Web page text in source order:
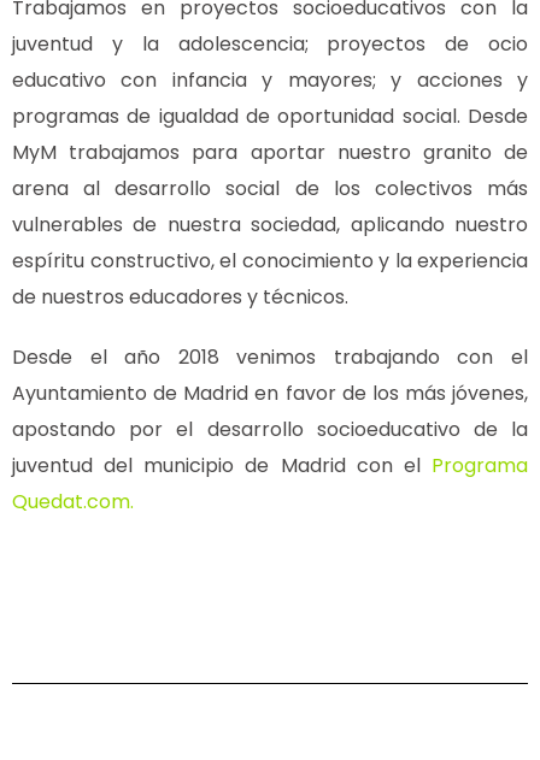
Trabajamos en proyectos socioeducativos con la
juventud y la adolescencia; proyectos de ocio
educativo con infancia y mayores; y acciones y
programas de igualdad de oportunidad social. Desde
MyM trabajamos para aportar nuestro granito de
arena al desarrollo social de los colectivos más
vulnerables de nuestra sociedad, aplicando nuestro
espíritu constructivo, el conocimiento y la experiencia
de nuestros educadores y técnicos.
Desde el año 2018 venimos trabajando con el
Ayuntamiento de Madrid en favor de los más jóvenes,
apostando por el desarrollo socioeducativo de la
juventud del municipio de Madrid con elPrograma
Quedat.com.